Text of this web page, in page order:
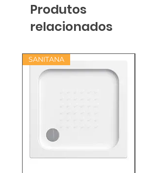
Produtos
relacionados
SANITANA